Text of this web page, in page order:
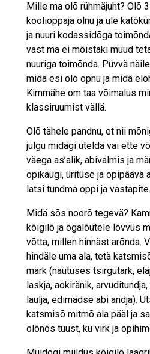
Mille ma olõ rühmäjuht? Olõ
koolioppaja olnu ja üle
ja nuuri kodassi­dõga
vast ma ei mõistaki muud
nuuriga toimõnda. Püvvä
midä esi olõ opnu ja midä
Kimmähe om taa võimalus
klassiruumist vällä.
Olõ tähele pandnu, et nii
julgu midägi üteldä vai ette
väega as’alik, abivalmis ja
opikäügi, üritüse ja opipäävä
latsi tundma oppi ja vastapite.
Midä sõs noorõ tegevä?
kõigilõ ja õgalõütele lövvüs
võtta, millen hinnäst arõnda.
hindäle uma ala, tetä
märk (näütüses tsirgutark,
laskja, aokiränik,
laulja, edimädse abi andja).
katsmisõ mitmõ ala pääl ja
olõnõs tuust, ku virk ja